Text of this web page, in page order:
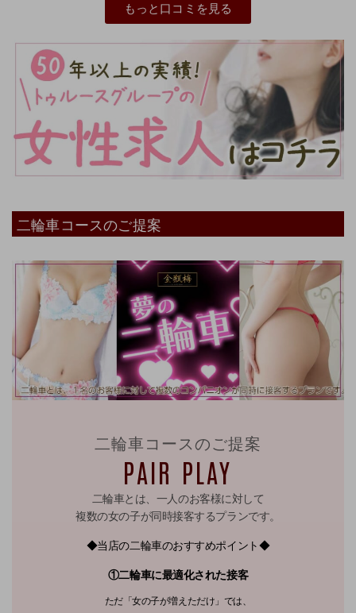
もっと口コミを見る
二輪車コースのご提案
二輪車コースのご提案
PAIR PLAY
二輪車とは、一人のお客様に対して
複数の女の子が同時接客するプランです。
◆当店の二輪車のおすすめポイント◆
①二輪車に最適化された接客
ただ「女の子が増えただけ」では、